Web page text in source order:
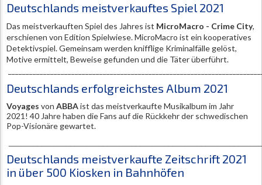
Deutschlands meistverkauftes Spiel 2021
Das meistverkauften Spiel des Jahres ist MicroMacro - Crime City,
erschienen von Edition Spielwiese. MicroMacro ist ein kooperatives
Detektivspiel. Gemeinsam werden knifflige Kriminalfälle gelöst,
Motive ermittelt, Beweise gefunden und die Täter überführt.
Deutschlands erfolgreichstes Album 2021
Voyages von ABBAist das meistverkaufte Musikalbum im Jahr
2021! 40 Jahre haben die Fans auf die Rückkehr der schwedischen
Pop-Visionäre gewartet.
Deutschlands meistverkaufte Zeitschrift 2021
in über 500 Kiosken in Bahnhöfen